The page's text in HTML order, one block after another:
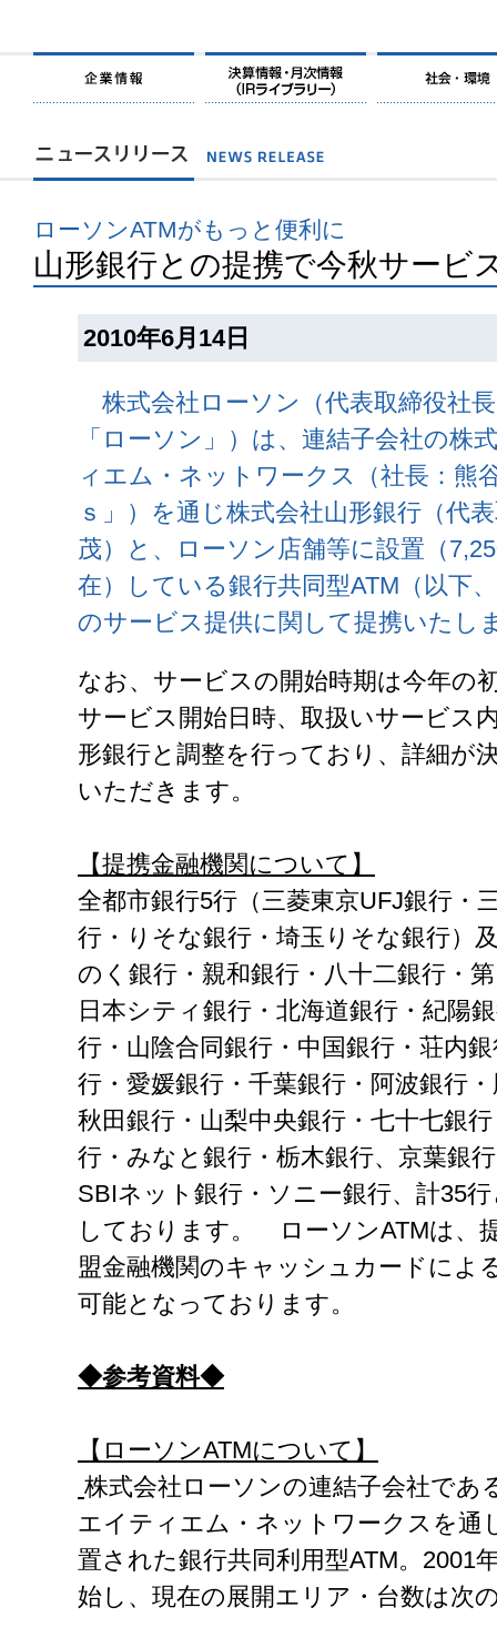
ローソンATMがもっと便利に
山形銀行との提携で今秋サービ
2010年6月14日
株式会社ローソン（代表取締役社
「ローソン」）は、連結子会社の株
ィエム・ネットワークス（社長：熊
ｓ」）を通じ株式会社山形銀行（代
茂）と、ローソン店舗等に設置（
在）している銀行共同型ATM（以下
のサービス提供に関して提携いたし
なお、サービスの開始時期は今年の
サービス開始日時、取扱いサービス
形銀行と調整を行っており、詳細が
いただきます。
【提携金融機関について】
全都市銀行5行（三菱東京UFJ銀行・
行・りそな銀行・埼玉りそな銀行）
のく銀行・親和銀行・八十二銀行・
日本シティ銀行・北海道銀行・紀陽
行・山陰合同銀行・中国銀行・荘内
行・愛媛銀行・千葉銀行・阿波銀行
秋田銀行・山梨中央銀行・七十七銀
行・みなと銀行・栃木銀行、京葉銀
SBIネット銀行・ソニー銀行、計35
しております。 ローソンATMは、
盟金融機関のキャッシュカードによ
可能となっております。
◆参考資料◆
【ローソンATMについて】
株式会社ローソンの連結子会社であ
エイティエム・ネットワークスを通
置された銀行共同利用型ATM。2001
始し、現在の展開エリア・台数は次